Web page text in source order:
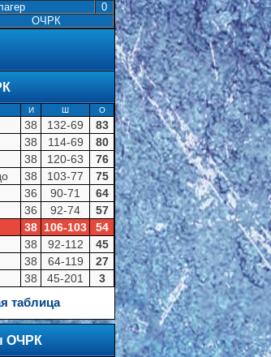
0
ОЧРК
И Ш О
38 132-69
83
38 114-69
80
38 120-63
76
38 103-77
75
36 90-71
64
36 92-74
57
38 106-103
54
38 92-112
45
38 64-119
27
38 45-201
3
таблица
ОЧРК